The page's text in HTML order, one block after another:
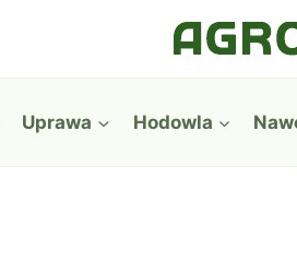
Uprawa Hodowla